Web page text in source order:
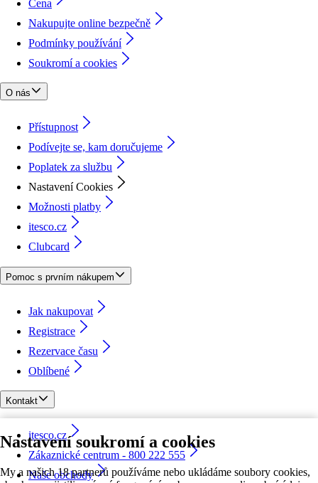
Nastavení soukromí a cookies
My a našich 18 partnerů používáme nebo ukládáme soubory cookies,
Cena
Nakupujte online bezpečně
Podmínky používání
Soukromí a cookies
O nás
Přístupnost
Podívejte se, kam doručujeme
Poplatek za službu
Nastavení Cookies
Možnosti platby
itesco.cz
Clubcard
Pomoc s prvním nákupem
Jak nakupovat
Registrace
Rezervace času
Oblíbené
Kontakt
itesco.cz
Zákaznické centrum - 800 222 555
Naše obchody